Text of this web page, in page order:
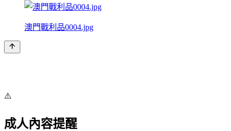
澳門戰利品0004.jpg
⚠️
成人內容提醒